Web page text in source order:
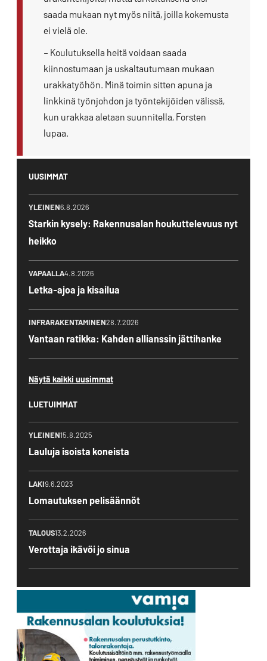
saada mukaan nyt myös niitä, joilla kokemusta
ei vielä ole.
– Koulutuksella heitä voidaan saada
kiinnostumaan ja uskaltautumaan mukaan
urakkatyöhön. Minä toimin sitten apuna ja
linkkinä työnjohdon ja työntekijöiden välissä,
kun urakkaa aletaan suunnitella, Forsten
lupaa.
UUSIMMAT
YLEINEN6.8.2026
Starkin kysely: Rakennusalan houkuttelevuus nyt
heikko
VAPAALLA4.8.2026
Letka-ajoa ja kisailua
INFRARAKENTAMINEN28.7.2026
Vantaan ratikka: Kahden allianssin jättihanke
Näytä kaikki uusimmat
LUETUIMMAT
YLEINEN15.8.2025
Lauluja isoista koneista
LAKI9.6.2023
Lomautuksen pelisäännöt
TALOUS13.2.2026
Verottaja ikävöi jo sinua